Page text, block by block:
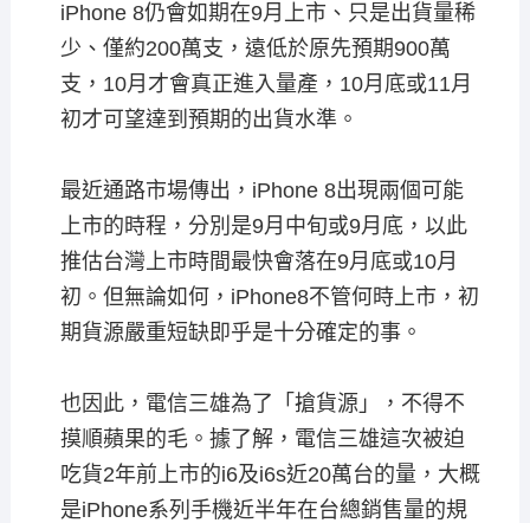
iPhone 8仍會如期在9月上市、只是出貨量稀
少、僅約200萬支，遠低於原先預期900萬
支，10月才會真正進入量產，10月底或11月
初才可望達到預期的出貨水準。
最近通路市場傳出，iPhone 8出現兩個可能
上市的時程，分別是9月中旬或9月底，以此
推估台灣上市時間最快會落在9月底或10月
初。但無論如何，iPhone8不管何時上市，初
期貨源嚴重短缺即乎是十分確定的事。
也因此，電信三雄為了「搶貨源」，不得不
摸順蘋果的毛。據了解，電信三雄這次被迫
吃貨2年前上市的i6及i6s近20萬台的量，大概
是iPhone系列手機近半年在台總銷售量的規